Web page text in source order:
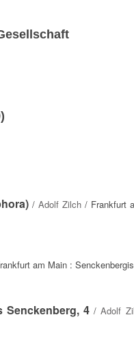
)
/ Adolf Zilch/ Frankfurt
am Main :
Senckenberg, 4 /Adolf